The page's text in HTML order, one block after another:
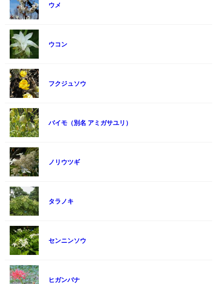
ウメ
ウコン
フクジュソウ
バイモ（別名 アミガサユリ）
ノリウツギ
タラノキ
センニンソウ
ヒガンバナ